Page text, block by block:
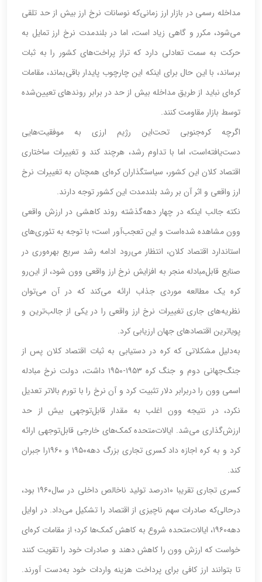
مداخله رسمی در بازار ارز زمانی‌که نوسانات نرخ ارز بیش از حد تلقی
می‌شود، مکرر و گاهی زیاد است، اما در بلندمدت نرخ ارز تمایل به
حرکت به سمت تعادلی دارد که تراز پراخت‌‌‌‌‌‌های کشور را به ثبات
برساند، با این حال برای اینکه این چارچوب پایدار باقی‌بماند، مقامات
کره‌‌‌‌‌‌ای نباید از طریق مداخله بیش از حد در ‌برابر روندهای تعیین‌شده
توسط بازار مقاومت کنند.
اگرچه کره‌جنوبی تحت‌این رژیم ارزی به موفقیت‌هایی
دست‌یافته‌است، اما با تداوم رشد، هرچند کند و تغییرات ساختاری
اقتصاد کلان این کشور، سیاستگذاران کره‌‌‌‌‌‌ای همچنان به تغییرات نرخ
ارز واقعی و اثر آن بر رشد بلندمدت این کشور توجه دارند.
نکته جالب اینکه در چهار دهه‌گذشته روند کاهشی در ارزش واقعی
وون مشاهده شده‌است و این تعجب‌آور است؛ با توجه به تئوری‌‌‌‌‌‌های
استاندارد اقتصاد کلان، انتظار می‌رود ادامه رشد سریع بهره‌وری در
صنایع قابل‌مبادله منجر به افزایش نرخ ارز واقعی وون شود، از این‌رو
کره یک مطالعه موردی جذاب ارائه می‌کند که در آن می‌توان
نظریه‌های جاری تغییرات نرخ ارز واقعی را در یکی از جالب‌ترین و
پویاترین اقتصادهای جهان ارزیابی کرد.
به‌دلیل مشکلاتی که کره در دستیابی به ثبات اقتصاد کلان پس از
جنگ‌جهانی دوم و جنگ کره ۱۹۵۳-۱۹۵۰ داشت، دولت نرخ مبادله
اسمی وون را در‌برابر دلار تثبیت کرد و آن نرخ را با تورم بالاتر تعدیل
نکرد، در نتیجه وون اغلب به مقدار قابل‌توجهی بیش از حد
ارزش‌گذاری می‌شد. ایالات‌متحده کمک‌های خارجی قابل‌توجهی ارائه
کرد و به کره اجازه داد کسری تجاری بزرگ دهه‌۱۹۵۰ و ۱۹۶۰را جبران
کند.
کسری تجاری تقریبا ۱۰‌درصد تولید ناخالص داخلی در سال‌۱۹۶۰ بود،
درحالی‌که صادرات سهم ناچیزی از اقتصاد را تشکیل می‌داد. در اوایل
دهه‌۱۹۶۰، ایالات‌متحده شروع به کاهش کمک‌ها کرد؛ از مقامات کره‌‌‌‌‌‌ای
خواست که ارزش وون را کاهش دهند و صادرات خود را تقویت کنند
تا بتوانند ارز کافی برای پرداخت هزینه واردات خود به‌دست آورند.